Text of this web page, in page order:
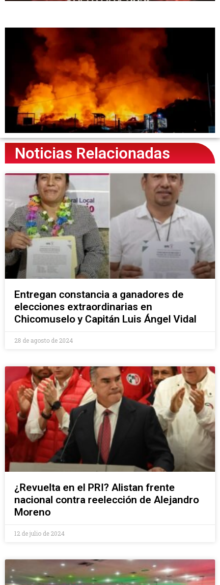
Noticias Relacionadas
Entregan constancia a ganadores de
elecciones extraordinarias en
Chicomuselo y Capitán Luis Ángel Vidal
28 de agosto de 2024
¿Revuelta en el PRI? Alistan frente
nacional contra reelección de Alejandro
Moreno
12 de julio de 2024